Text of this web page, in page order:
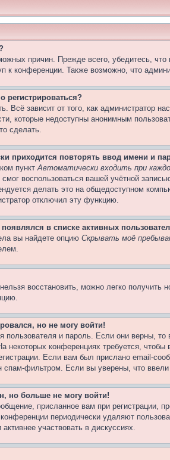
причин. Прежде всего, убедитесь,
к конференции. Также возможно, что
регистрироваться?
Всё зависит от того, как администратор
которые недоступны анонимным
сделать.
приходится повторять ввод имени и
пунктАвтоматически входить при
смог воспользоваться вашей учётной
делать это на общедоступном
отключил эту функцию.
в списке активных
вы найдете опцию Скрывать моё
восстановить, можно легко
но не могу войти!
пользователя и пароль. Если они верны,
некоторых конференциях требуется,
Если вам был прислано email-
спам-фильтром. Если вы уверены, что
но больше не могу войти!
присланное вам при регистрации,
периодически удаляют
активнее участвовать в дискуссиях.